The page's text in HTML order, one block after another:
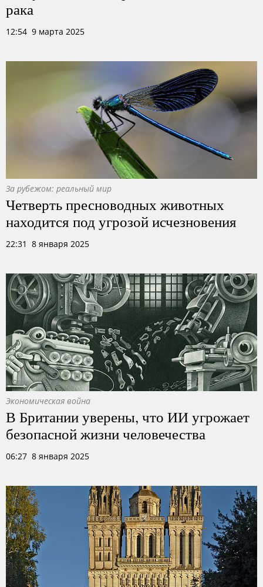
рака
12:54 9 марта 2025
За рубежом: реальный мир
Четверть пресноводных животных
находится под угрозой исчезновения
22:31 8 января 2025
Экономическая война
В Британии уверены, что ИИ угрожает
безопасной жизни человечества
06:27 8 января 2025